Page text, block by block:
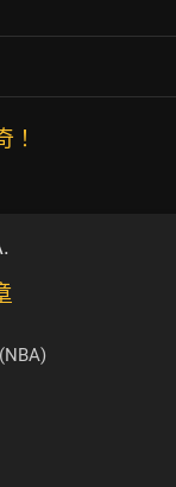
！
(NBA)